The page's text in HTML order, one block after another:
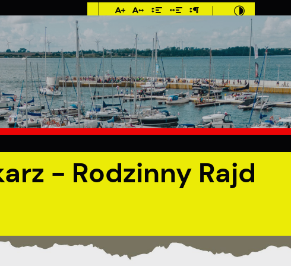
Imieniny: Dorota,
Konrad, Kajetan
19°C
MIESZKANIEC TURYSTYKA INWESTYCJE
Rowerowy
- Rodzinny Rajd